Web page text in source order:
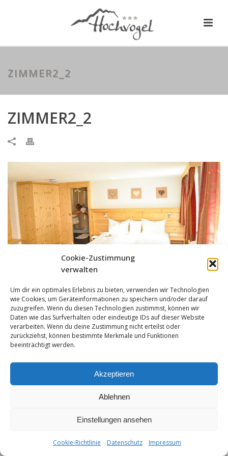
Cookie-Zustimmung
verwalten
Um dir ein optimales Erlebnis zu bieten, verwenden wir Technologien
wie Cookies, um Geräteinformationen zu speichern und/oder darauf
zuzugreifen. Wenn du diesen Technologien zustimmst, können wir
Daten wie das Surfverhalten oder eindeutige IDs auf dieser Website
verarbeiten. Wenn du deine Zustimmung nicht erteilst oder
zurückziehst, können bestimmte Merkmale und Funktionen
beeinträchtigt werden.
Akzeptieren
Ablehnen
Einstellungen ansehen
Cookie-Richtlinie Datenschutz Impressum
ZIMMER2_2
ZIMMER2_2